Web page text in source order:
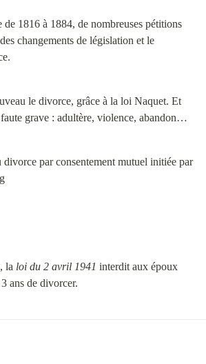
de 1816 à 1884, de nombreuses pétitions
changements de législation et le
le divorce, grâce à la loi Naquet. Et
grave : adultère, violence, abandon…
par consentement mutuel initiée par
, la loi du 2 avril 1941 interdit aux époux
ans de divorcer.